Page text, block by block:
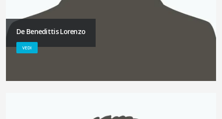
De Benedittis Lorenzo
VEDI